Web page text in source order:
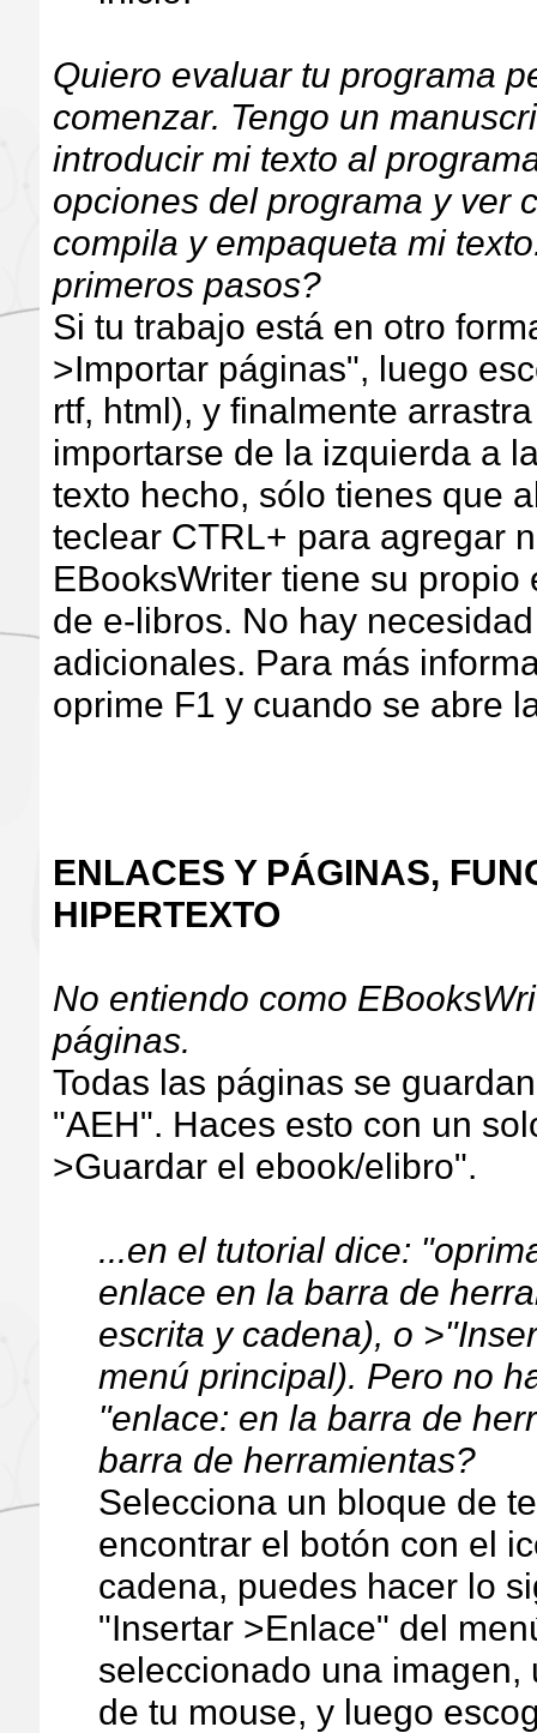
Quiero evaluar tu programa
comenzar. Tengo un
introducir mi texto al
opciones del programa y ver
compila y empaqueta mi
primeros pasos?
Si tu trabajo está en otro
>Importar páginas", luego
rtf, html), y finalmente
importarse de la izquierda a
texto hecho, sólo tienes que
teclear CTRL+ para agregar
EBooksWriter tiene su
de e-libros. No hay
adicionales. Para más
oprime F1 y cuando se abre
ENLACES Y PÁGINAS,
HIPERTEXTO
No entiendo como
páginas.
Todas las páginas se
"AEH". Haces esto con un
>Guardar el ebook/elibro".
...en el tutorial dice:
enlace en la barra de
escrita y cadena), o
menú principal). Pero no
"enlace: en la barra de
barra de herramientas?
Selecciona un bloque de
encontrar el botón con el
cadena, puedes hacer lo
"Insertar >Enlace" del
seleccionado una imagen,
de tu mouse, y luego